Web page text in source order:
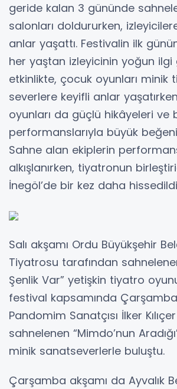
geride kalan 3 gününde
salonları doldururken,
anlar yaşattı. Festivalin ilk
her yaştan izleyicinin yoğun
etkinlikte, çocuk oyunları minik
severlere keyifli anlar
oyunları da güçlü hikâyeleri ve
performanslarıyla büyük
Sahne alan ekiplerin
alkışlanırken, tiyatronun
İnegöl’de bir kez daha
Salı akşamı Ordu Büyükşehir
Tiyatrosu tarafından
Şenlik Var” yetişkin tiyatro
festival kapsamında
Pandomim Sanatçısı İlker
sahnelenen “Mimdo’nun
minik sanatseverlerle buluştu.
Çarşamba akşamı da Ayvalık